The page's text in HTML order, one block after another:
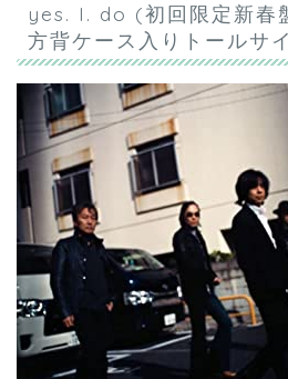
yes. I. do (初回限定新
方背ケース入りトールサ